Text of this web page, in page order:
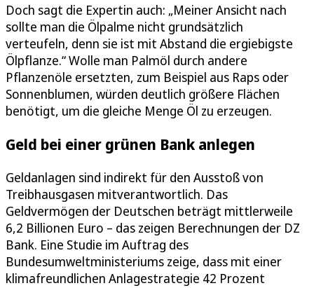
Doch sagt die Expertin auch: „Meiner Ansicht nach
sollte man die Ölpalme nicht grundsätzlich
verteufeln, denn sie ist mit Abstand die ergiebigste
Ölpflanze.“ Wolle man Palmöl durch andere
Pflanzenöle ersetzten, zum Beispiel aus Raps oder
Sonnenblumen, würden deutlich größere Flächen
benötigt, um die gleiche Menge Öl zu erzeugen.
Geld bei einer grünen Bank anlegen
Geldanlagen sind indirekt für den Ausstoß von
Treibhausgasen mitverantwortlich. Das
Geldvermögen der Deutschen beträgt mittlerweile
6,2 Billionen Euro – das zeigen Berechnungen der DZ
Bank. Eine Studie im Auftrag des
Bundesumweltministeriums zeige, dass mit einer
klimafreundlichen Anlagestrategie 42 Prozent